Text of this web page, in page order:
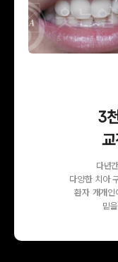
3
다년
다양한 치아
환자 개개인
믿